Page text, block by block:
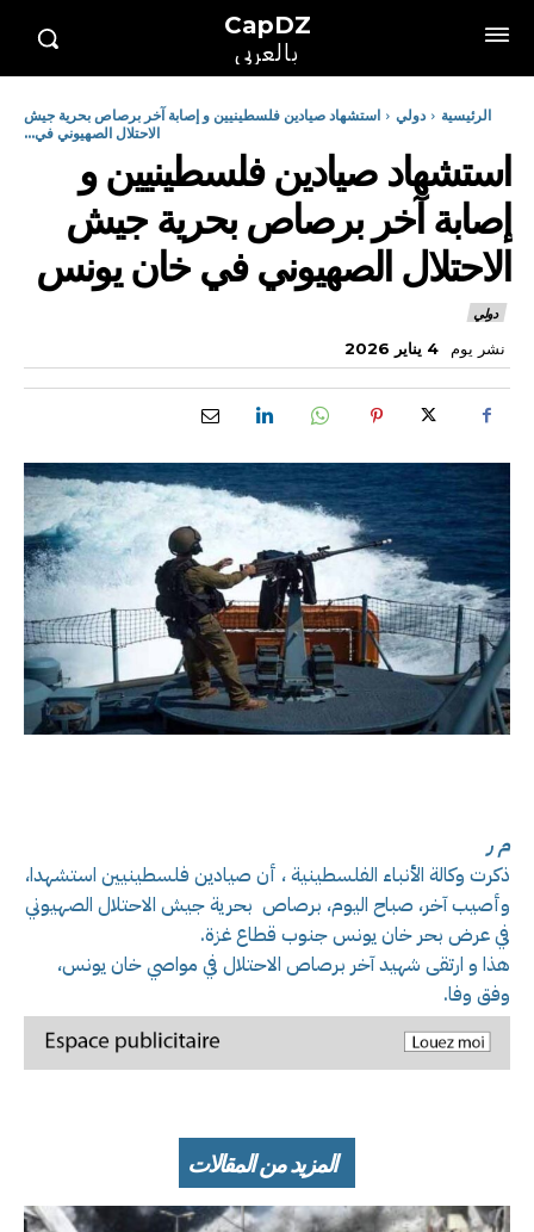
CapDZ
بالعربي
الرئيسية دولي
استشهاد صيادين فلسطينيين و إصابة آخر برصاص بحرية جيش
الاحتلال الصهيوني في...
استشهاد صيادين فلسطينيين و
إصابة آخر برصاص بحرية جيش
الاحتلال الصهيوني في خان يونس
دولي
نشر يوم 4 يناير 2026
م ر
ذكرت وكالة الأنباء الفلسطينية ، أن صيادين فلسطينيين استشهدا،
وأصيب آخر، صباح اليوم، برصاص بحرية جيش الاحتلال الصهيوني
في عرض بحر خان يونس جنوب قطاع غزة.
هذا و ارتقى شهيد آخر برصاص الاحتلال في مواصي خان يونس،
وفق وفا.
المزيد من المقالات